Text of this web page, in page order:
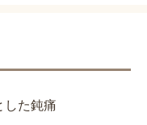
した鈍痛